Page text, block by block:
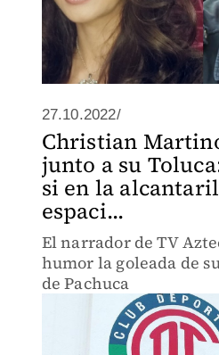
27.10.2022/
Christian
junto a su
si en la
espaci...
El narrador de TV
humor la goleada de su equipo a manos
de Pachuca